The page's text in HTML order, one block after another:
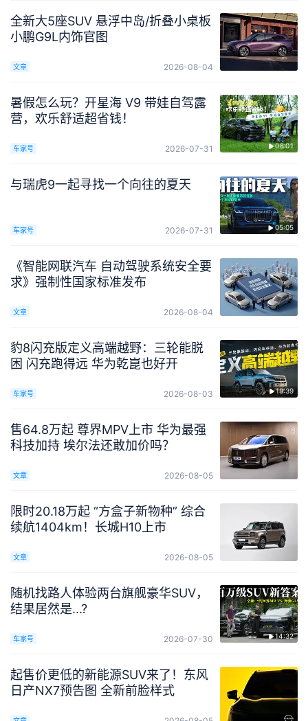
全新大5座SUV 悬浮中岛/折叠小桌板
小鹏G9L内饰官图
2026-08-04
文章
08:01
暑假怎么玩？开星海 V9 带娃自驾露
营，欢乐舒适超省钱！
2026-07-31
车家号
05:05
与瑞虎9一起寻找一个向往的夏天
2026-07-31
车家号
《智能网联汽车 自动驾驶系统安全要
求》强制性国家标准发布
2026-08-04
文章
18:39
豹8闪充版定义高端越野：三轮能脱
困 闪充跑得远 华为乾崑也好开
2026-08-03
车家号
售64.8万起 尊界MPV上市 华为最强
科技加持 埃尔法还敢加价吗？
2026-08-05
文章
限时20.18万起 “方盒子新物种” 综合
续航1404km！长城H10上市
2026-08-05
文章
14:32
随机找路人体验两台旗舰豪华SUV，
结果居然是...?
2026-07-30
车家号
起售价更低的新能源SUV来了！东风
日产NX7预告图 全新前脸样式